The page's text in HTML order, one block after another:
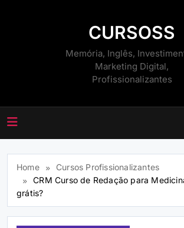
CURSOSS
Memória, Inglês,
Marketing Digital,
Profissionalizantes
Home
Cursos Profissionalizantes
CRM Curso de Redação para
grátis?